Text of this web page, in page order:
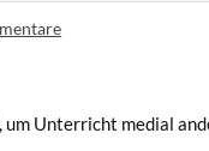
Unter­richt medi­al